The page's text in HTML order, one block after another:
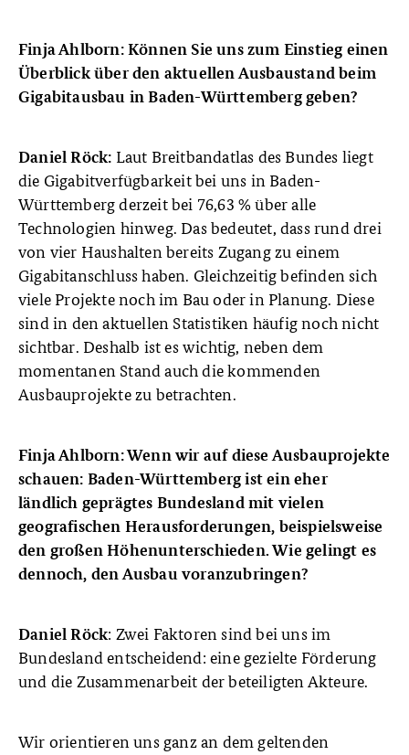
Finja Ahlborn:Können Sie uns zum Einstieg einen
Überblick über den aktuellen Ausbaustand beim
Gigabitausbau in Baden-Württemberg geben?
Daniel Röck: Laut Breitbandatlas des Bundes liegt
die Gigabitverfügbarkeit bei uns in Baden-
Württemberg derzeit bei 76,63 % über alle
Technologien hinweg. Das bedeutet, dass rund drei
von vier Haushalten bereits Zugang zu einem
Gigabitanschluss haben. Gleichzeitig befinden sich
viele Projekte noch im Bau oder in Planung. Diese
sind in den aktuellen Statistiken häufig noch nicht
sichtbar. Deshalb ist es wichtig, neben dem
momentanen Stand auch die kommenden
Ausbauprojekte zu betrachten.
Finja Ahlborn: Wenn wir auf diese Ausbauprojekte
schauen: Baden-Württemberg ist ein eher
ländlich geprägtes Bundesland mit vielen
geografischen Herausforderungen, beispielsweise
den großen Höhenunterschieden. Wie gelingt es
dennoch, den Ausbau voranzubringen?
Daniel Röck: Zwei Faktoren sind bei uns im
Bundesland entscheidend: eine gezielte Förderung
und die Zusammenarbeit der beteiligten Akteure.
Wir orientieren uns ganz an dem geltenden